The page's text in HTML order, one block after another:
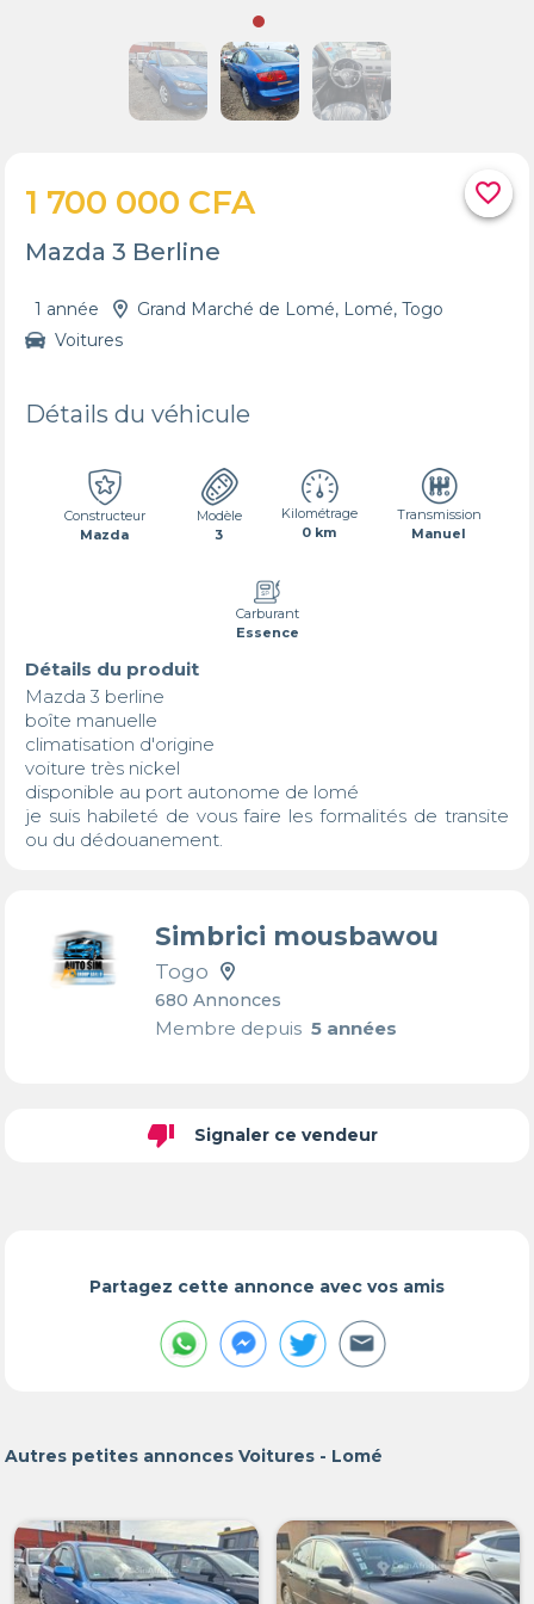
favorite_border
1 700 000 CFA
Mazda 3 Berline
1 année
Grand Marché de Lomé, Lomé, Togo
Voitures
Détails du véhicule
Constructeur
Mazda
Modèle
3
Kilométrage
0 km
Transmission
Manuel
Carburant
Essence
Détails du produit
Mazda 3 berline
boîte manuelle
climatisation d'origine
voiture très nickel
disponible au port autonome de lomé
je suis habileté de vous faire les formalités de transite
ou du dédouanement.
Simbrici mousbawou
Togo
680 Annonces
Membre depuis5 années
thumb_down Signaler ce vendeur
Partagez cette annonce avec vos amis
Autres petites annonces Voitures - Lomé